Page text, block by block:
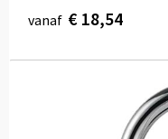
vanaf € 18,54